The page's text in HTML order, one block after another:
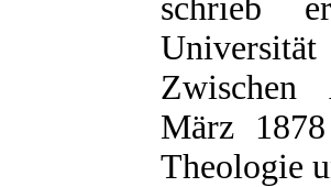
schrieb
März
Theologie